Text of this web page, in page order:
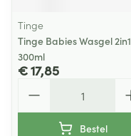
Tinge
Tinge Babies Wasgel 2in1
300ml
€ 17,85
Bestel